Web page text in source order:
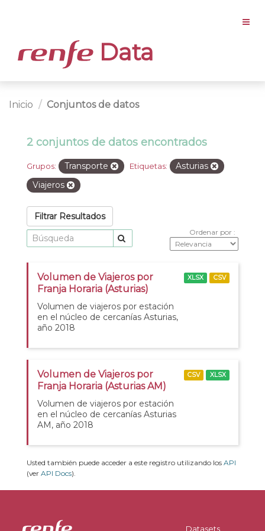
Data
Inicio Conjuntos de datos
2 conjuntos de datos encontrados
Grupos: Transporte Etiquetas:
Asturias
Viajeros
Filtrar Resultados
Ordenar por
Volumen de Viajeros por
Franja Horaria (Asturias)
Volumen de viajeros por estación
en el núcleo de cercanías Asturias,
año 2018
XLSX CSV
Volumen de Viajeros por
Franja Horaria (Asturias AM)
Volumen de viajeros por estación
en el núcleo de cercanías Asturias
AM, año 2018
CSV XLSX
Usted también puede acceder a este registro utilizando los API
(ver API Docs).
Datasets